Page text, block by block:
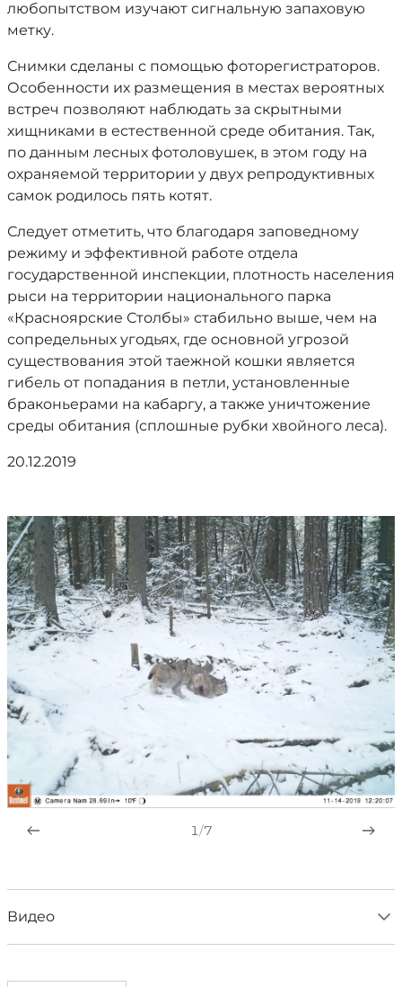
любопытством изучают сигнальную запаховую
метку.
Снимки сделаны с помощью фоторегистраторов.
Особенности их размещения в местах вероятных
встреч позволяют наблюдать за скрытными
хищниками в естественной среде обитания. Так,
по данным лесных фотоловушек, в этом году на
охраняемой территории у двух репродуктивных
самок родилось пять котят.
Следует отметить, что благодаря заповедному
режиму и эффективной работе отдела
государственной инспекции, плотность населения
рыси на территории национального парка
«Красноярские Столбы» стабильно выше, чем на
сопредельных угодьях, где основной угрозой
существования этой таежной кошки является
гибель от попадания в петли, установленные
браконьерами на кабаргу, а также уничтожение
среды обитания (сплошные рубки хвойного леса).
20.12.2019
1/7
Видео